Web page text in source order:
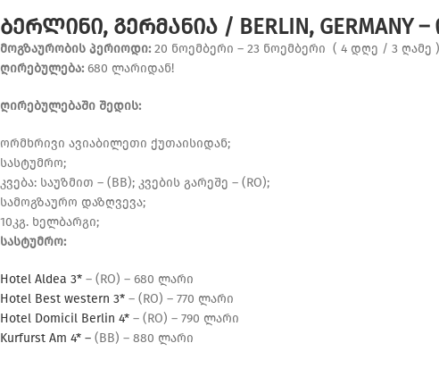
ᲑᲔᲠᲚᲘᲜᲘ, ᲒᲔᲠᲛᲐᲜᲘᲐ / BERLIN, GERMANY
მოგზაურობის პერიოდი: 20 ნოემბერი – 23 ნოემბერი ( 4 დღე / 3 ღამე )
ღირებულება: 680 ლარიდან!
ღირებულებაში შედის:
ორმხრივი ავიაბილეთი ქუთაისიდან;
სასტუმრო;
კვება: საუზმით – (BB); კვების გარეშე – (RO);
სამოგზაურო დაზღვევა;
10კგ. ხელბარგი;
სასტუმრო:
Hotel Aldea 3* – (RO) – 680 ლარი
Hotel Best western 3* – (RO) – 770 ლარი
Hotel Domicil Berlin 4* – (RO) – 790 ლარი
Kurfurst Am 4* – (BB) – 880 ლარი